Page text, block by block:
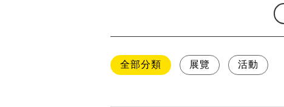
全部分類 展覽 活動